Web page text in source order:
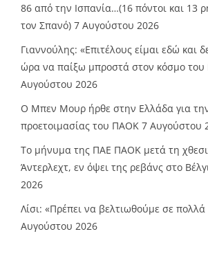
86 από την Ισπανία…(16 πόντοι και 13
τον Σπανό) 7 Αυγούστου 2026
Γιαννούλης: «Επιτέλους είμαι εδώ και
ώρα να παίξω μπροστά στον κόσμο
Αυγούστου 2026
O Mπεν Μουρ ήρθε στην Ελλάδα για
προετοιμασίας του ΠΑΟΚ 7 Αυγούστου
Το μήνυμα της ΠΑΕ ΠΑΟΚ μετά τη
Άντερλεχτ, εν όψει της ρεβάνς στο
2026
Λίσι: «Πρέπει να βελτιωθούμε σε
Αυγούστου 2026